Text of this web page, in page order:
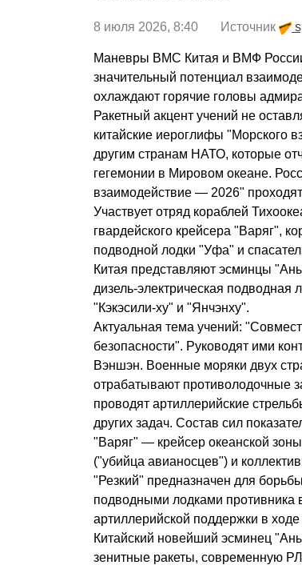
8 июля 2026, 8:40 Источник
Маневры ВМС Китая и ВМФ
значительный потенциал
охлаждают горячие головы
Ракетный акцент учений не
китайские иероглифы "Морского
другим странам НАТО, которые
гегемонии в Мировом океане.
взаимодействие — 2026"
Участвует отряд кораблей
гвардейского крейсера "Варяг",
подводной лодки "Уфа" и
Китая представляют эсминцы
дизель-электрическая подводная
"Кэкэсили-ху" и "Янчэнху".
Актуальная тема учений:
безопасности". Руководят ими
Вэншэн. Военные моряки двух
отрабатывают противолодочные
проводят артиллерийские
других задач. Состав сил
"Варяг" — крейсер океанской
("убийца авианосцев") и
"Резкий" предназначен для
подводными лодками противника
артиллерийской поддержки в
Китайский новейший эсминец
зенитные ракеты, современную